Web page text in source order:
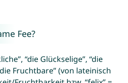
Fee?
“die Glückselige”, “die
Fruchtbare” (von lateinisch